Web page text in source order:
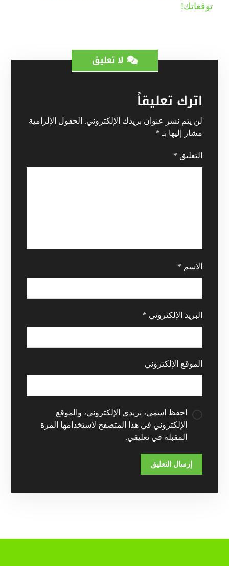
توقعاتك!
لا تعليق
اترك تعليقاً
لن يتم نشر عنوان بريدك الإلكتروني. الحقول الإلزامية
مشار إليها بـ *
التعليق *
الاسم *
البريد الإلكتروني *
الموقع الإلكتروني
احفظ اسمي، بريدي الإلكتروني، والموقع
الإلكتروني في هذا المتصفح لاستخدامها المرة
المقبلة في تعليقي.